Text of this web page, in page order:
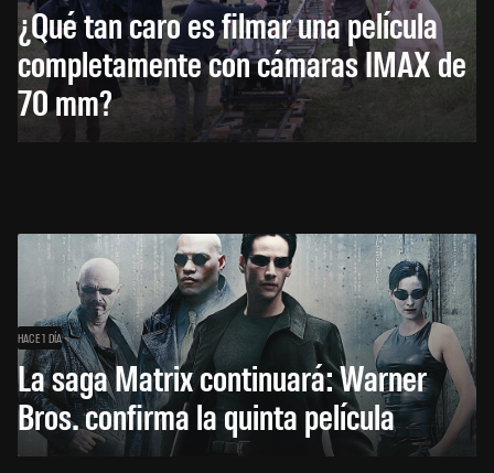
¿Qué tan caro es filmar una película
completamente con cámaras IMAX de
70 mm?
HACE 1 DÍA
La saga Matrix continuará: Warner
Bros. confirma la quinta película